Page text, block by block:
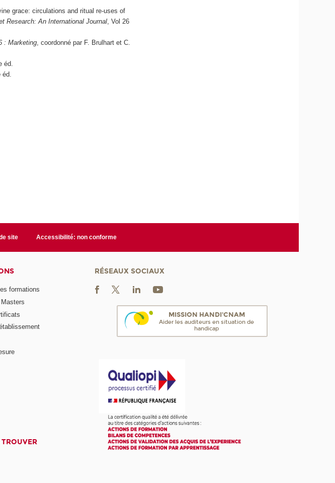
grace: circulations and ritual re-uses of
Research: An International Journal, Vol 26
: Marketing, coordonné par F. Brulhart et C.
éd.
éd.
site Accessibilité: non conforme
formations
RÉSEAUX SOCIAUX
MISSION HANDI'CNAM
Aider les auditeurs en situation de
handicap